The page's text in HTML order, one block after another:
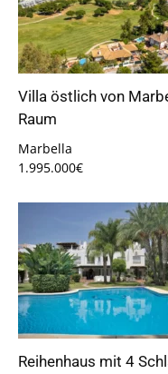
Villa östlich von
Raum
Marbella
1.995.000€
Reihenhaus mit 4